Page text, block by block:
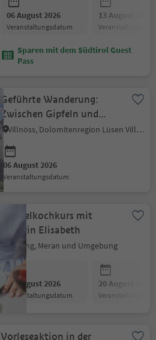
06 August 2026
Veranstaltungsdatum
13 August 2026
Sparen mit dem Südtirol Guest
Pass
Geführte Wanderung:
Zwischen Gipfeln und
Geschichte
Villnöss, Dolomitenregion Lüsen Villnöss
06 August 2026
Veranstaltungsdatum
Knödelkochkurs mit
Bäuerin Elisabeth
Marling, Meran und Umgebung
06 August 2026
Veranstaltungsdatum
20 August 2026
Vorleseaktion in der